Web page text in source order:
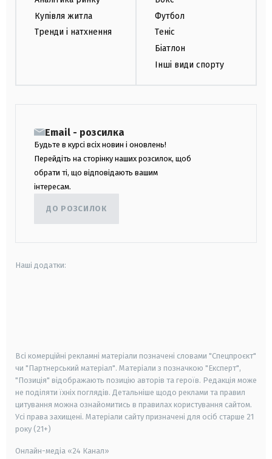
Купівля житла
Тренди і натхнення
Футбол
Теніс
Біатлон
Інші види спорту
Email - розсилка
Будьте в курсі всіх новин і оновлень!
Перейдіть на сторінку наших розсилок, щоб
обрати ті, що відповідають вашим
інтересам.
ДО РОЗСИЛОК
Наші додатки:
Всі комерційні рекламні матеріали позначені словами "Спецпроєкт"
чи "Партнерський матеріал". Матеріали з позначкою "Експерт",
"Позиція" відображають позицію авторів та героїв. Редакція може
не поділяти їхніх поглядів. Детальніше щодо реклами та правил
цитування можна ознайомитись в правилах користування сайтом.
Усі права захищені. Матеріали сайту призначені для осіб старше 21
року (21+)
Онлайн-медіа «24 Канал»